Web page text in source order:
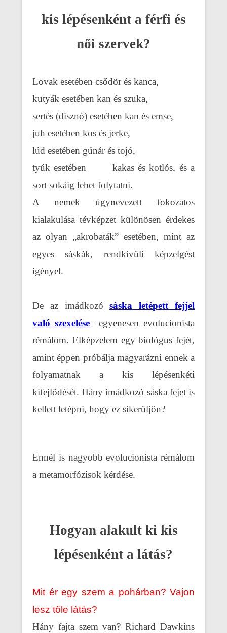
kis lépésenként a férfi és
női szervek?
Lovak esetében csődör és kanca,
kutyák esetében kan és szuka,
sertés (disznó) esetében kan és emse,
juh esetében kos és jerke,
lúd esetében gúnár és tojó,
tyúk esetében kakas és kotlós, és a
sort sokáig lehet folytatni.
A nemek úgynevezett fokozatos
kialakulása tévképzet különösen érdekes
az olyan „akrobaták” esetében, mint az
egyes sáskák, rendkívüli képzelgést
igényel.
De az imádkozósáska letépett fejjel
való szexelése– egyenesen evolucionista
rémálom. Elképzelem egy biológus fejét,
amint éppen próbálja magyarázni ennek a
folyamatnak a kis lépésenkéti
kifejlődését. Hány imádkozó sáska fejet is
kellett letépni, hogy ez sikerüljön?
Ennél is nagyobb evolucionista rémálom
a metamorfózisok kérdése.
Hogyan alakult ki kis
lépésenként a látás?
Mit ér egy szem a pohárban? Vajon
lesz tőle látás?
Hány fajta szem van? Richard Dawkins